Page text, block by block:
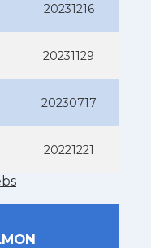
20231216
20231129
20230717
20221221